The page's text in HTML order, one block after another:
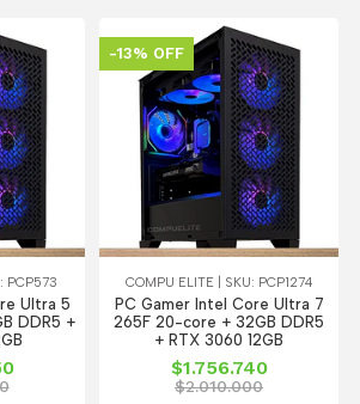
PCP573
Ultra 5
DDR5 +
-13% OFF
COMPU ELITE | SKU: PCP1274
PC Gamer Intel Core Ultra 7
265F 20-core + 32GB DDR5
+ RTX 3060 12GB
$1.756.740
$2.010.000